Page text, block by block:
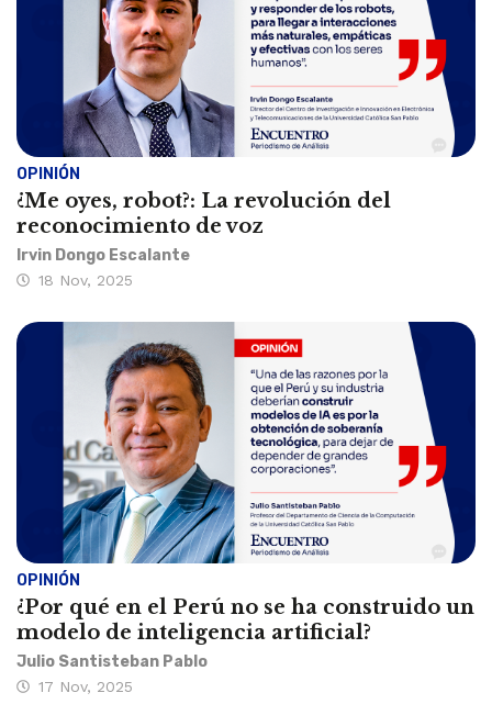
OPINIÓN
¿Me oyes, robot?: La revolución del
reconocimiento de voz
Irvin Dongo Escalante
18 Nov, 2025
OPINIÓN
¿Por qué en el Perú no se ha construido un
modelo de inteligencia artificial?
Julio Santisteban Pablo
17 Nov, 2025